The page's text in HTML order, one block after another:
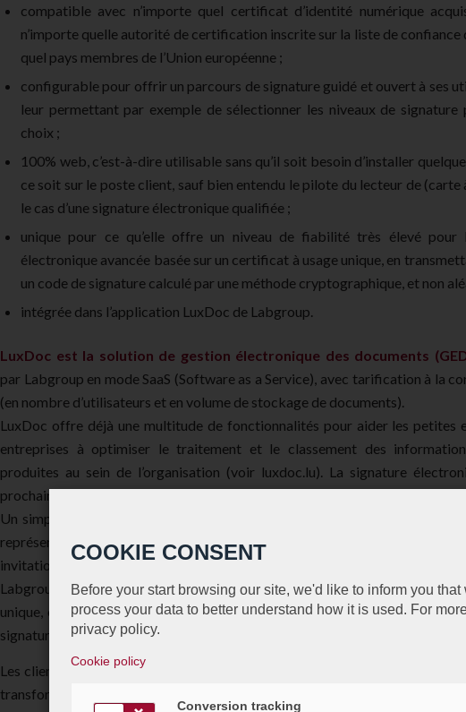
compatible avec n’importe quel certificat d’identité numérique
n’importe quelle autorité de certification inscrite sur la liste de confiance
quel pays membres de l’Union européenne ;
configurable pour offrir un parcours de signature guidé et ouvert à ses
leur permettant par exemple de sélectionner les niveaux de signature
choix ;
100% web, c’est-à-dire utilisable sans qu’il soit besoin d’installer
ce soit sur le poste client, sauf bien entendu le pilote du lecteur de (carte
le cas d’une signature électronique qualifiée ;
unique pour ce qu’elle offre un niveau de fiabilité très élevé pour
électronique avancée basée sur un certificat à usage unique, en
un code de signature calculé par une méthode cryptographique, et non
intégrée dans l’application LuxDoc de Labgroup.
LuxDoc est la solution de gestion électronique des documents
par Labgroup en mode SaaS (Software as a Service), avec tarification à la
(en nombre d’utilisateurs et en volume de stockage de documents).
LuxDoc offre déjà une multitude de fonctionnalités pour aider les petites
entreprises à optimiser le traitement et le classement des
produites au sein de l’organisation (voir luxdoc.lu). La signature
prochaine à être proposée à la demande, c’est à dire comme un service
Un simple clic permettra à l’utilisateur autorisé de lancer le processus de
représentant habilité de l’autre partie recevra automatiquement par
invitation à signer le document en ligne et un lien vers la plateforme EVA
Labgroup. Si la signature électronique avancée est sélectionnée, un
unique, ou code de signature, lui sera envoyé sur son smartphone, dont la
signature.
Les clients de LuxDoc pourront ainsi inscrire la signature électronique à
transformation digitale, sans avoir à investir dans une infrastructure
COOKIE CONSENT
Before your start browsing our site, we'd like to inform you that
process your data to better understand how it is used. For
privacy policy.
Cookie policy
Conversion tracking